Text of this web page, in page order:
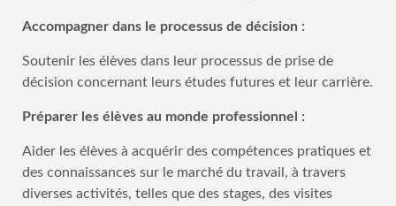
Accompagner dans le processus de décision :
Soutenir les élèves dans leur processus de prise de
décision concernant leurs études futures et leur carrière.
Préparer les élèves au monde professionnel :
Aider les élèves à acquérir des compétences pratiques et
des connaissances sur le marché du travail, à travers
diverses activités, telles que des stages, des visites